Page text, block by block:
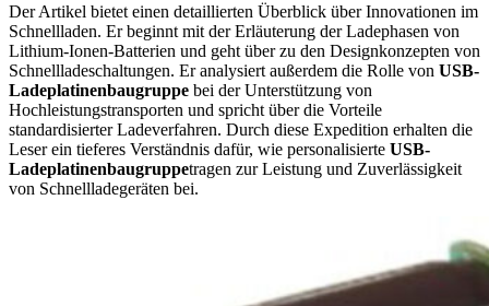
Der Artikel bietet einen detaillierten Überblick über Innovationen im
Schnellladen. Er beginnt mit der Erläuterung der Ladephasen von
Lithium-Ionen-Batterien und geht über zu den Designkonzepten von
Schnellladeschaltungen. Er analysiert außerdem die Rolle von USB-
Ladeplatinenbaugruppe bei der Unterstützung von
Hochleistungstransporten und spricht über die Vorteile
standardisierter Ladeverfahren. Durch diese Expedition erhalten die
Leser ein tieferes Verständnis dafür, wie personalisierte USB-
Ladeplatinenbaugruppetragen zur Leistung und Zuverlässigkeit
von Schnellladegeräten bei.